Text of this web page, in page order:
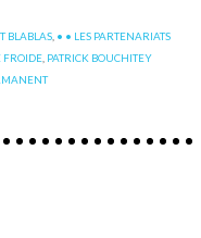
BLABLAS • • LES PARTENARIATS
FROIDE PATRICK BOUCHITEY